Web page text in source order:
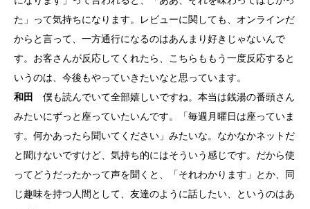
た」って気持ちになります。レビューに関しても、オンラインだ
からと言って、一方通行になるのはあんまり好きじゃないんで
す。お客さんが反応してくれたら、こちらももう一度反応すると
いうのは、今後もやっていきたいなと思っています。
和田
僕も読んでいて全部嬉しいですね。本当は銭湯の番頭さん
みたいにずっと座っていたいんです。「毎週月曜日は座っていま
す。何かあったら聞いてください」みたいな。なかなかネットだ
と聞けないですけど、気持ち的にはそういう感じです。だから使
ってどうだったかって声を聞くと、「それわかります」とか、同
じ趣味を持つ人間として、友達のように話したい、というのはあ